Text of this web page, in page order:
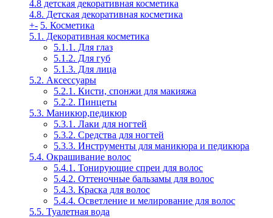
4.8 детская декоративная косметика
4.8. Детская декоративная косметика
+- 5. Косметика
5.1. Декоративная косметика
5.1.1. Для глаз
5.1.2. Для губ
5.1.3. Для лица
5.2. Аксессуары
5.2.1. Кисти, спонжи для макияжа
5.2.2. Пинцеты
5.3. Маникюр,педикюр
5.3.1. Лаки для ногтей
5.3.2. Средства для ногтей
5.3.3. Инструменты для маникюра и педикюра
5.4. Окрашивание волос
5.4.1. Тонирующие спреи для волос
5.4.2. Оттеночные бальзамы для волос
5.4.3. Краска для волос
5.4.4. Осветление и мелирование для волос
5.5. Туалетная вода